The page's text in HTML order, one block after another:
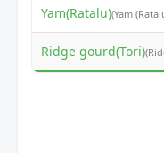
Yam(Ratalu)(Yam
Ridge gourd(Tori)